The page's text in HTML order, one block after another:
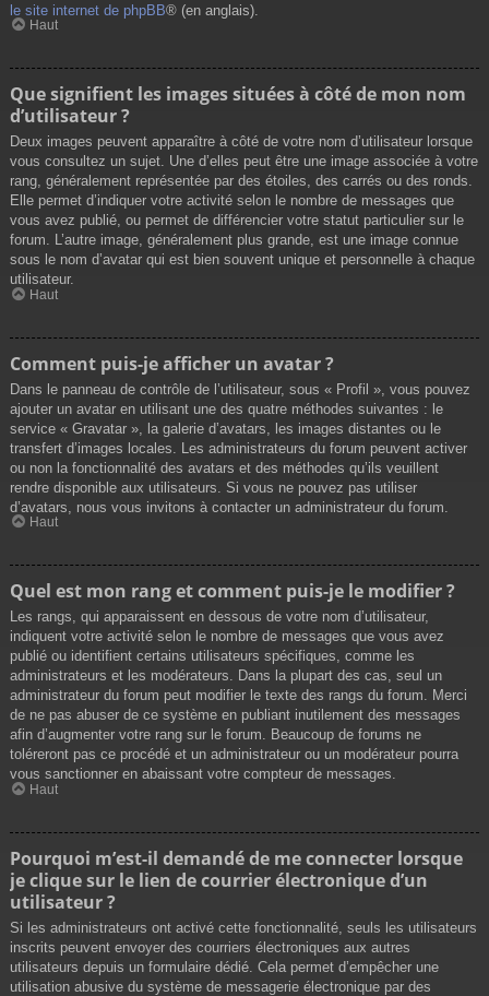
le site internet de phpBB® (en anglais).
Haut
Que signifient les images situées à côté de mon nom
d’utilisateur ?
Deux images peuvent apparaître à côté de votre nom d’utilisateur lorsque
vous consultez un sujet. Une d’elles peut être une image associée à votre
rang, généralement représentée par des étoiles, des carrés ou des ronds.
Elle permet d’indiquer votre activité selon le nombre de messages que
vous avez publié, ou permet de différencier votre statut particulier sur le
forum. L’autre image, généralement plus grande, est une image connue
sous le nom d’avatar qui est bien souvent unique et personnelle à chaque
utilisateur.
Haut
Comment puis-je afficher un avatar ?
Dans le panneau de contrôle de l’utilisateur, sous « Profil », vous pouvez
ajouter un avatar en utilisant une des quatre méthodes suivantes : le
service « Gravatar », la galerie d’avatars, les images distantes ou le
transfert d’images locales. Les administrateurs du forum peuvent activer
ou non la fonctionnalité des avatars et des méthodes qu’ils veuillent
rendre disponible aux utilisateurs. Si vous ne pouvez pas utiliser
d’avatars, nous vous invitons à contacter un administrateur du forum.
Haut
Quel est mon rang et comment puis-je le modifier ?
Les rangs, qui apparaissent en dessous de votre nom d’utilisateur,
indiquent votre activité selon le nombre de messages que vous avez
publié ou identifient certains utilisateurs spécifiques, comme les
administrateurs et les modérateurs. Dans la plupart des cas, seul un
administrateur du forum peut modifier le texte des rangs du forum. Merci
de ne pas abuser de ce système en publiant inutilement des messages
afin d’augmenter votre rang sur le forum. Beaucoup de forums ne
toléreront pas ce procédé et un administrateur ou un modérateur pourra
vous sanctionner en abaissant votre compteur de messages.
Haut
Pourquoi m’est-il demandé de me connecter lorsque
je clique sur le lien de courrier électronique d’un
utilisateur ?
Si les administrateurs ont activé cette fonctionnalité, seuls les utilisateurs
inscrits peuvent envoyer des courriers électroniques aux autres
utilisateurs depuis un formulaire dédié. Cela permet d’empêcher une
utilisation abusive du système de messagerie électronique par des